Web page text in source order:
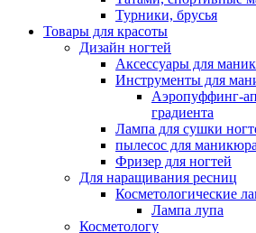
Турники, брусья
Товары для красоты
Дизайн ногтей
Аксессуары для
Инструменты для
Аэропуффинг-
градиента
Лампа для сушки
пылесос для
Фризер для ногтей
Для наращивания ресниц
Косметологические
Лампа лупа
Косметологу